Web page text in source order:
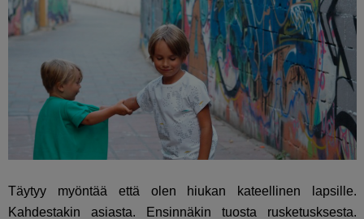
Täytyy myöntää että olen hiukan kateellinen lapsille.
Kahdestakin asiasta. Ensinnäkin tuosta rusketusksesta.